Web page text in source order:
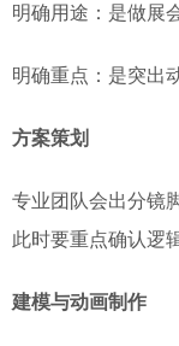
明确用途：是做展
明确重点：是突出
方案策划
专业团队会出分镜
此时要重点确认逻
建模与动画制作